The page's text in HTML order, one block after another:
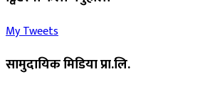
My Tweets
सामुदायिक मिडिया प्रा.लि.